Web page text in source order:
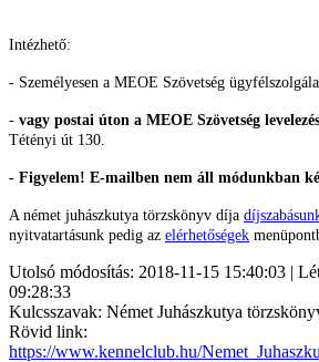
Intézhető:
- Személyesen a MEOE Szövetség
- vagy postai úton a MEOE Szövetség
Tétényi út 130.
- Figyelem! E-mailben nem áll módunkban
A német juhászkutya törzskönyv díja
nyitvatartásunk pedig az elérhetőségek
Utolsó módosítás: 2018-11-15 15:40:03 |
09:28:33
Kulcsszavak: Német Juhászkutya
Rövid link:
https://www.kennelclub.hu/